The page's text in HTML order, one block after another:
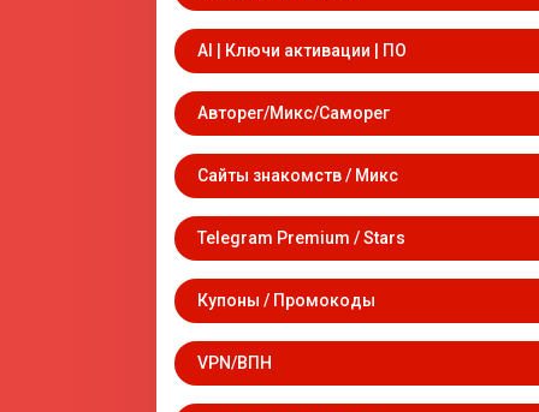
AI | Ключи активации | ПО
Авторег/Микс/Саморег
Сайты знакомств / Микс
Telegram Premium / Stars
Купоны / Промокоды
VPN/ВПН